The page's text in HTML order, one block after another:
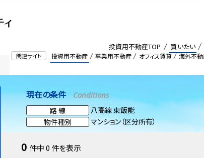
関連サイト 投資用不動産 事業用不動産 オフィス賃貸 海外不
投資用不動産TOP 買いたい
現在の条件 Conditions
路 線
八高線 東飯能
物件種別
マンション（区分所有）
0 件中0 件を表示